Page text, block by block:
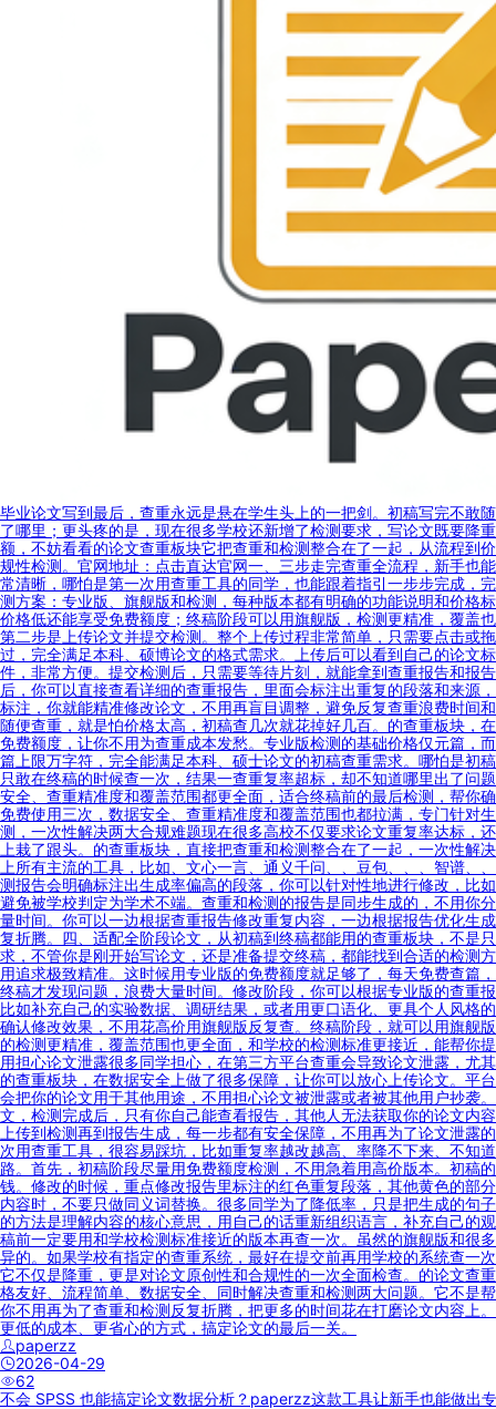
毕业论文写到最后，查重永远是悬在学生头上的一把剑。初稿写完不敢
了哪里；更头疼的是，现在很多学校还新增了检测要求，写论文既要降
额，不妨看看的论文查重板块它把查重和检测整合在了一起，从流程到
规性检测。官网地址：点击直达官网一、三步走完查重全流程，新手也
常清晰，哪怕是第一次用查重工具的同学，也能跟着指引一步步完成，
测方案：专业版、旗舰版和检测，每种版本都有明确的功能说明和价格
价格低还能享受免费额度；终稿阶段可以用旗舰版，检测更精准，覆盖
第二步是上传论文并提交检测。整个上传过程非常简单，只需要点击或
过，完全满足本科、硕博论文的格式需求。上传后可以看到自己的论文
件，非常方便。提交检测后，只需要等待片刻，就能拿到查重报告和报
后，你可以直接查看详细的查重报告，里面会标注出重复的段落和来源
标注，你就能精准修改论文，不用再盲目调整，避免反复查重浪费时间
随便查重，就是怕价格太高，初稿查几次就花掉好几百。的查重板块，
免费额度，让你不用为查重成本发愁。专业版检测的基础价格仅元篇，
篇上限万字符，完全能满足本科、硕士论文的初稿查重需求。哪怕是初
只敢在终稿的时候查一次，结果一查重复率超标，却不知道哪里出了问
安全、查重精准度和覆盖范围都更全面，适合终稿前的最后检测，帮你
免费使用三次，数据安全、查重精准度和覆盖范围也都拉满，专门针对
测，一次性解决两大合规难题现在很多高校不仅要求论文重复率达标，
上栽了跟头。的查重板块，直接把查重和检测整合在了一起，一次性
上所有主流的工具，比如、文心一言、通义千问、、豆包、、、智谱
测报告会明确标注出生成率偏高的段落，你可以针对性地进行修改，比
避免被学校判定为学术不端。查重和检测的报告是同步生成的，不用你
量时间。你可以一边根据查重报告修改重复内容，一边根据报告优化生
复折腾。四、适配全阶段论文，从初稿到终稿都能用的查重板块，不是
求，不管你是刚开始写论文，还是准备提交终稿，都能找到合适的检测
用追求极致精准。这时候用专业版的免费额度就足够了，每天免费查篇
终稿才发现问题，浪费大量时间。修改阶段，你可以根据专业版的查重
比如补充自己的实验数据、调研结果，或者用更口语化、更具个人风格
确认修改效果，不用花高价用旗舰版反复查。终稿阶段，就可以用旗舰
的检测更精准，覆盖范围也更全面，和学校的检测标准更接近，能帮你
用担心论文泄露很多同学担心，在第三方平台查重会导致论文泄露，尤
的查重板块，在数据安全上做了很多保障，让你可以放心上传论文。平
会把你的论文用于其他用途，不用担心论文被泄露或者被其他用户抄袭
文，检测完成后，只有你自己能查看报告，其他人无法获取你的论文内
上传到检测再到报告生成，每一步都有安全保障，不用再为了论文泄
次用查重工具，很容易踩坑，比如重复率越改越高、率降不下来、不知
路。首先，初稿阶段尽量用免费额度检测，不用急着用高价版本。初稿
钱。修改的时候，重点修改报告里标注的红色重复段落，其他黄色的部
内容时，不要只做同义词替换。很多同学为了降低率，只是把生成的句
的方法是理解内容的核心意思，用自己的话重新组织语言，补充自己的
稿前一定要用和学校检测标准接近的版本再查一次。虽然的旗舰版和很
异的。如果学校有指定的查重系统，最好在提交前再用学校的系统查一
它不仅是降重，更是对论文原创性和合规性的一次全面检查。的论文查
格友好、流程简单、数据安全、同时解决查重和检测两大问题。它不是
你不用再为了查重和检测反复折腾，把更多的时间花在打磨论文内容上
更低的成本、更省心的方式，搞定论文的最后一关。
paperzz
2026-04-29
62
不会 SPSS 也能搞定论文数据分析？paperzz这款工具让新手也能做出